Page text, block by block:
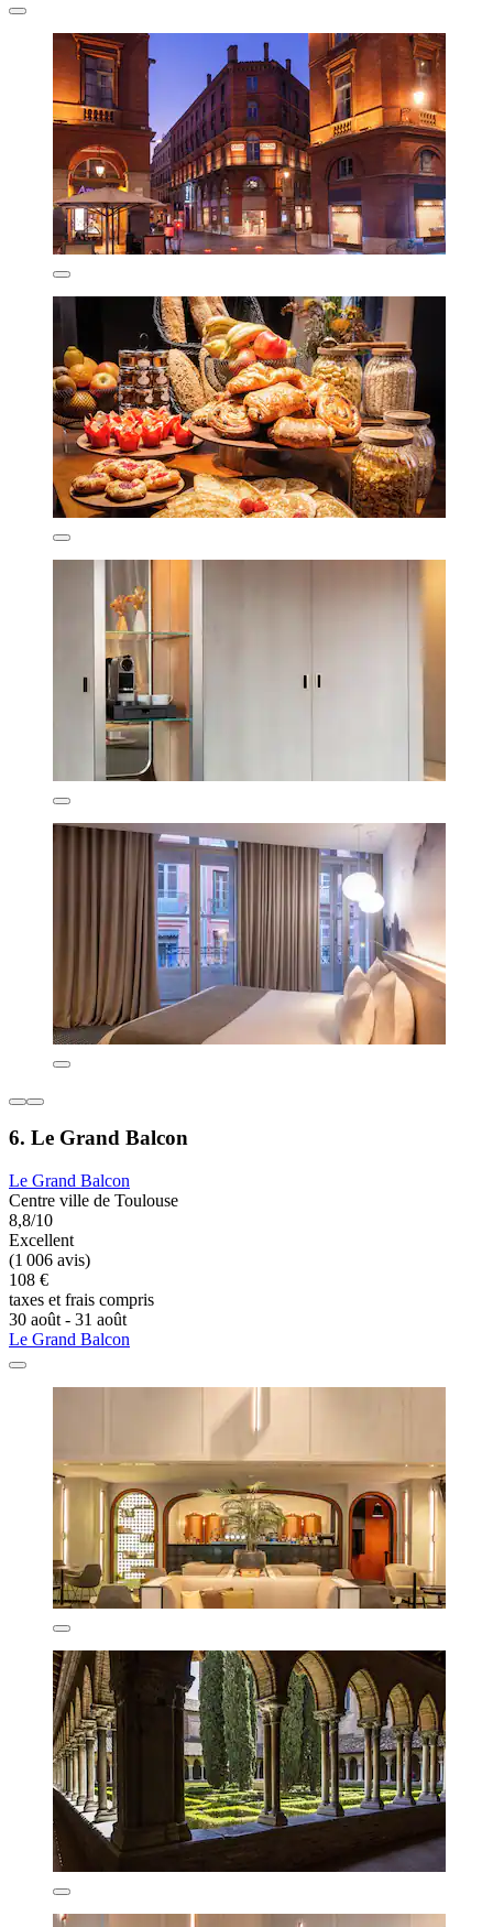
6. Le Grand Balcon
Le Grand Balcon
Centre ville de Toulouse
8,8/10
Excellent
(1 006 avis)
108 €
taxes et frais compris
30 août - 31 août
Le Grand Balcon